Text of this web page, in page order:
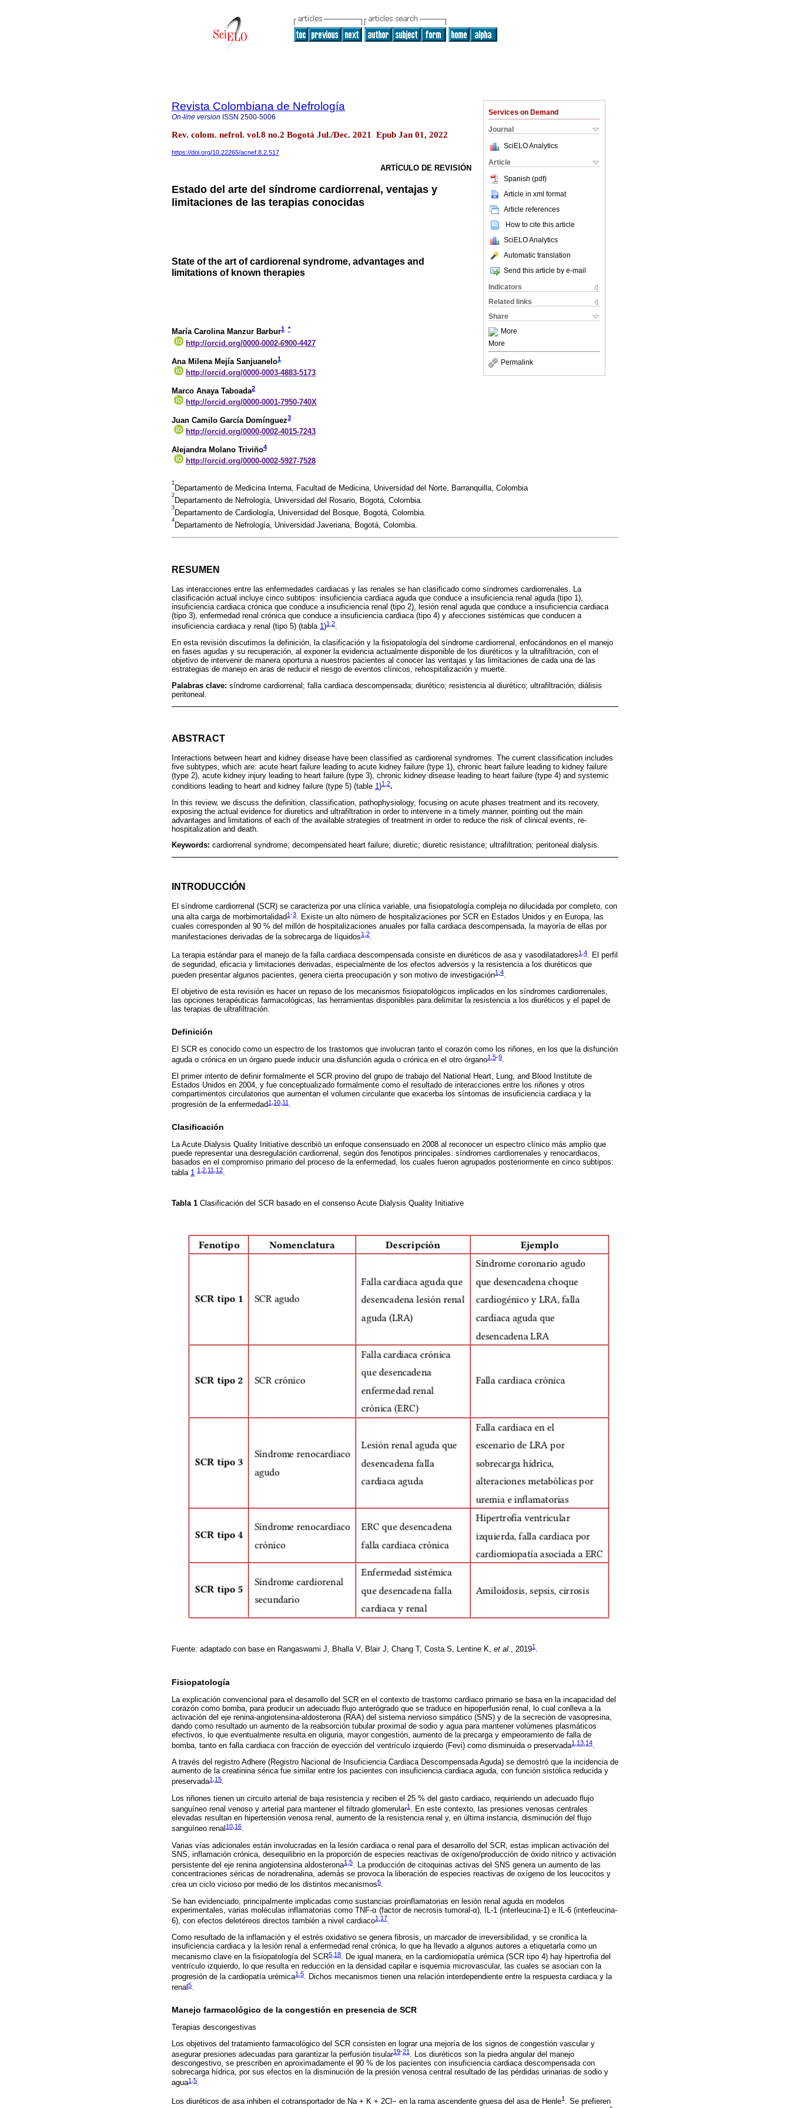
Services on Demand
Journal
SciELO Analytics
Article
Spanish (pdf)
Article in xml format
Article references
How to cite this article
SciELO Analytics
Automatic translation
Send this article by e-mail
Indicators
Related links
Share
More
More
Permalink
Revista Colombiana de Nefrología
On-line version ISSN 2500-5006
Rev. colom. nefrol. vol.8 no.2 Bogotá Jul./Dec. 2021 Epub Jan 01, 2022
https://doi.org/10.22265/acnef.8.2.517
ARTÍCULO DE REVISIÓN
Estado del arte del síndrome cardiorrenal, ventajas y
limitaciones de las terapias conocidas
State of the art of cardiorenal syndrome, advantages and
limitations of known therapies
María Carolina Manzur Barbur1 *
http://orcid.org/0000-0002-6900-4427
Ana Milena Mejía Sanjuanelo1
http://orcid.org/0000-0003-4883-5173
Marco Anaya Taboada2
http://orcid.org/0000-0001-7950-740X
Juan Camilo García Domínguez3
http://orcid.org/0000-0002-4015-7243
Alejandra Molano Triviño4
http://orcid.org/0000-0002-5927-7528
1
Departamento de Medicina Interna, Facultad de Medicina, Universidad del Norte, Barranquilla, Colombia
2
Departamento de Nefrología, Universidad del Rosario, Bogotá, Colombia.
3
Departamento de Cardiología, Universidad del Bosque, Bogotá, Colombia.
4
Departamento de Nefrología, Universidad Javeriana, Bogotá, Colombia.
RESUMEN
Las interacciones entre las enfermedades cardiacas y las renales se han clasificado como síndromes cardiorrenales. La
clasificación actual incluye cinco subtipos: insuficiencia cardiaca aguda que conduce a insuficiencia renal aguda (tipo 1),
insuficiencia cardiaca crónica que conduce a insuficiencia renal (tipo 2), lesión renal aguda que conduce a insuficiencia cardiaca
(tipo 3), enfermedad renal crónica que conduce a insuficiencia cardiaca (tipo 4) y afecciones sistémicas que conducen a
insuficiencia cardiaca y renal (tipo 5) (tabla 1)1 2.
En esta revisión discutimos la definición, la clasificación y la fisiopatología del síndrome cardiorrenal, enfocándonos en el manejo
en fases agudas y su recuperación, al exponer la evidencia actualmente disponible de los diuréticos y la ultrafiltración, con el
objetivo de intervenir de manera oportuna a nuestros pacientes al conocer las ventajas y las limitaciones de cada una de las
estrategias de manejo en aras de reducir el riesgo de eventos clínicos, rehospitalización y muerte.
Palabras clave: síndrome cardiorrenal; falla cardiaca descompensada; diurético; resistencia al diurético; ultrafiltración; diálisis
peritoneal.
ABSTRACT
Interactions between heart and kidney disease have been classified as cardiorenal syndromes. The current classification includes
five subtypes, which are: acute heart failure leading to acute kidney failure (type 1), chronic heart failure leading to kidney failure
(type 2), acute kidney injury leading to heart failure (type 3), chronic kidney disease leading to heart failure (type 4) and systemic
conditions leading to heart and kidney failure (type 5) (table 1 )1 2.
In this review, we discuss the definition, classification, pathophysiology, focusing on acute phases treatment and its recovery,
exposing the actual evidence for diuretics and ultrafiltration in order to intervene in a timely manner, pointing out the main
advantages and limitations of each of the available strategies of treatment in order to reduce the risk of clinical events, re-
hospitalization and death.
Keywords: cardiorrenal syndrome; decompensated heart failure; diuretic; diuretic resistance; ultrafiltration; peritoneal dialysis.
INTRODUCCIÓN
El síndrome cardiorrenal (SCR) se caracteriza por una clínica variable, una fisiopatología compleja no dilucidada por completo, con
una alta carga de morbimortalidad1-3. Existe un alto número de hospitalizaciones por SCR en Estados Unidos y en Europa, las
cuales corresponden al 90 % del millón de hospitalizaciones anuales por falla cardiaca descompensada, la mayoría de ellas por
manifestaciones derivadas de la sobrecarga de líquidos1 2.
La terapia estándar para el manejo de la falla cardiaca descompensada consiste en diuréticos de asa y vasodilatadores1 ,4. El perfil
de seguridad, eficacia y limitaciones derivadas, especialmente de los efectos adversos y la resistencia a los diuréticos que
pueden presentar algunos pacientes, genera cierta preocupación y son motivo de investigación1 4.
El objetivo de esta revisión es hacer un repaso de los mecanismos fisiopatológicos implicados en los síndromes cardiorrenales,
las opciones terapéuticas farmacológicas, las herramientas disponibles para delimitar la resistencia a los diuréticos y el papel de
las terapias de ultrafiltración.
Definición
El SCR es conocido como un espectro de los trastornos que involucran tanto el corazón como los riñones, en los que la disfunción
aguda o crónica en un órgano puede inducir una disfunción aguda o crónica en el otro órgano1 5-9
El primer intento de definir formalmente el SCR provino del grupo de trabajo del National Heart, Lung, and Blood Institute de
Estados Unidos en 2004, y fue conceptualizado formalmente como el resultado de interacciones entre los riñones y otros
compartimentos circulatorios que aumentan el volumen circulante que exacerba los síntomas de insuficiencia cardiaca y la
progresión de la enfermedad1 10 11 .
Clasificación
La Acute Dialysis Quality Initiative describió un enfoque consensuado en 2008 al reconocer un espectro clínico más amplio que
puede representar una desregulación cardiorrenal, según dos fenotipos principales: síndromes cardiorrenales y renocardiacos,
basados ​​en el compromiso primario del proceso de la enfermedad, los cuales fueron agrupados posteriormente en cinco subtipos:
tabla 1 1 2 11 12.
Tabla 1 Clasificación del SCR basado en el consenso Acute Dialysis Quality Initiative
Fuente: adaptado con base en Rangaswami J, Bhalla V, Blair J, Chang T, Costa S, Lentine K, et al., 20191 .
Fisiopatología
La explicación convencional para el desarrollo del SCR en el contexto de trastorno cardiaco primario se basa en la incapacidad del
corazón como bomba, para producir un adecuado flujo anterógrado que se traduce en hipoperfusión renal, lo cual conlleva a la
activación del eje renina-angiotensina-aldosterona (RAA) del sistema nervioso simpático (SNS) y de la secreción de vasopresina,
dando como resultado un aumento de la reabsorción tubular proximal de sodio y agua para mantener volúmenes plasmáticos
efectivos, lo que eventualmente resulta en oliguria, mayor congestión, aumento de la precarga y empeoramiento de falla de
bomba, tanto en falla cardiaca con fracción de eyección del ventrículo izquierdo (Fevi) como disminuida o preservada1 13 14.
A través del registro Adhere (Registro Nacional de Insuficiencia Cardiaca Descompensada Aguda) se demostró que la incidencia de
aumento de la creatinina sérica fue similar entre los pacientes con insuficiencia cardiaca aguda, con función sistólica reducida y
preservada1 15.
Los riñones tienen un circuito arterial de baja resistencia y reciben el 25 % del gasto cardiaco, requiriendo un adecuado flujo
sanguíneo renal venoso y arterial para mantener el filtrado glomerular1 . En este contexto, las presiones venosas centrales
elevadas resultan en hipertensión venosa renal, aumento de la resistencia renal y, en última instancia, disminución del flujo
sanguíneo renal 10 16.
Varias vías adicionales están involucradas en la lesión cardiaca o renal para el desarrollo del SCR, estas implican activación del
SNS, inflamación crónica, desequilibrio en la proporción de especies reactivas de oxígeno/producción de óxido nítrico y activación
persistente del eje renina angiotensina aldosterona1 5. La producción de citoquinas activas del SNS genera un aumento de las
concentraciones séricas de noradrenalina, además se provoca la liberación de especies reactivas de oxígeno de los leucocitos y
crea un ciclo vicioso por medio de los distintos mecanismos5.
Se han evidenciado, principalmente implicadas como sustancias proinflamatorias en lesión renal aguda en modelos
experimentales, varias moléculas inflamatorias como TNF-α (factor de necrosis tumoral-α), IL-1 (interleucina-1) e IL-6 (interleucina-
6), con efectos deletéreos directos también a nivel cardiaco1 17.
Como resultado de la inflamación y el estrés oxidativo se genera fibrosis, un marcador de irreversibilidad, y se cronifica la
insuficiencia cardiaca y la lesión renal a enfermedad renal crónica, lo que ha llevado a algunos autores a etiquetarla como un
mecanismo clave en la fisiopatología del SCR5 18. De igual manera, en la cardiomiopatía urémica (SCR tipo 4) hay hipertrofia del
ventrículo izquierdo, lo que resulta en reducción en la densidad capilar e isquemia microvascular, las cuales se asocian con la
progresión de la cardiopatía urémica1 5. Dichos mecanismos tienen una relación interdependiente entre la respuesta cardiaca y la
renal5.
Manejo farmacológico de la congestión en presencia de SCR
Terapias descongestivas
Los objetivos del tratamiento farmacológico del SCR consisten en lograr una mejoría de los signos de congestión vascular y
asegurar presiones adecuadas para garantizar la perfusión tisular19-21 . Los diuréticos son la piedra angular del manejo
descongestivo, se prescriben en aproximadamente el 90 % de los pacientes con insuficiencia cardiaca descompensada con
sobrecarga hídrica, por sus efectos en la disminución de la presión venosa central resultado de las pérdidas urinarias de sodio y
agua1 5.
Los diuréticos de asa inhiben el cotransportador de Na + K + 2Cl− en la rama ascendente gruesa del asa de Henle1 . Se prefieren